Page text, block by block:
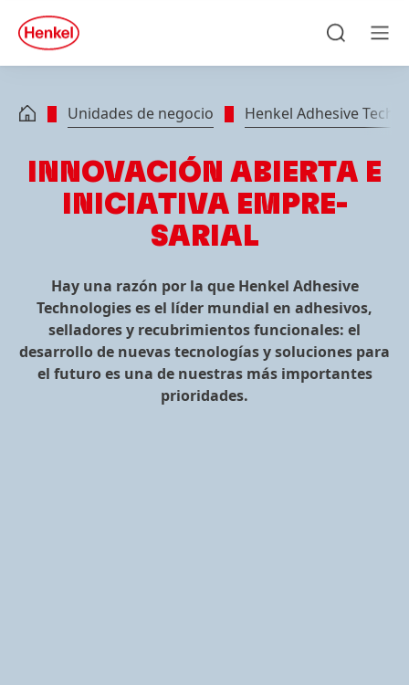
Skip to footer
quick
search
Unidades de negocio Henkel Adhesive
INNOVACIÓN ABIERTA E
INICIATIVA EMPRE­
SARIAL
Hay una razón por la que Henkel Adhesive
Technologies es el líder mundial en adhesivos,
selladores y recubrimientos funcionales: el
desarrollo de nuevas tecnologías y soluciones para
el futuro es una de nuestras más importantes
prioridades.